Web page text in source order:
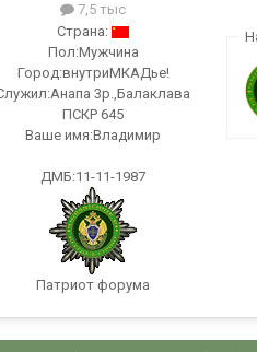
7,5 тыс
Страна:
Пол:Мужчина
Город:внутриМКАДье!
Анапа 3р.,Балаклава
ПСКР 645
Ваше имя:Владимир
ДМБ:11-11-1987
Патриот форума